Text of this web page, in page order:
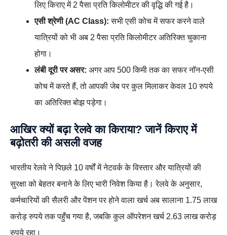
लिए किराए में 2 पैसा प्रति किलोमीटर की वृद्धि की गई है।
एसी श्रेणी (AC Class): सभी एसी कोच में सफर करने वाले
यात्रियों को भी अब 2 पैसा प्रति किलोमीटर अतिरिक्त चुकाना
होगा।
लंबी दूरी पर असर: अगर आप 500 किमी तक का सफर नॉन-एसी
कोच में करते हैं, तो आपकी जेब पर कुल मिलाकर केवल 10 रुपये
का अतिरिक्त बोझ पड़ेगा।
आखिर क्यों बढ़ा रेलवे का किराया? जानें किराए में
बढ़ोतरी की असली वजह
भारतीय रेलवे ने पिछले 10 वर्षों में नेटवर्क के विस्तार और यात्रियों की
सुरक्षा को बेहतर बनाने के लिए भारी निवेश किया है। रेलवे के अनुसार,
कर्मचारियों की सैलरी और पेंशन पर होने वाला खर्च अब सालाना 1.75 लाख
करोड़ रुपये तक पहुँच गया है, जबकि कुल ऑपरेशन खर्च 2.63 लाख करोड़
रुपये रहा।